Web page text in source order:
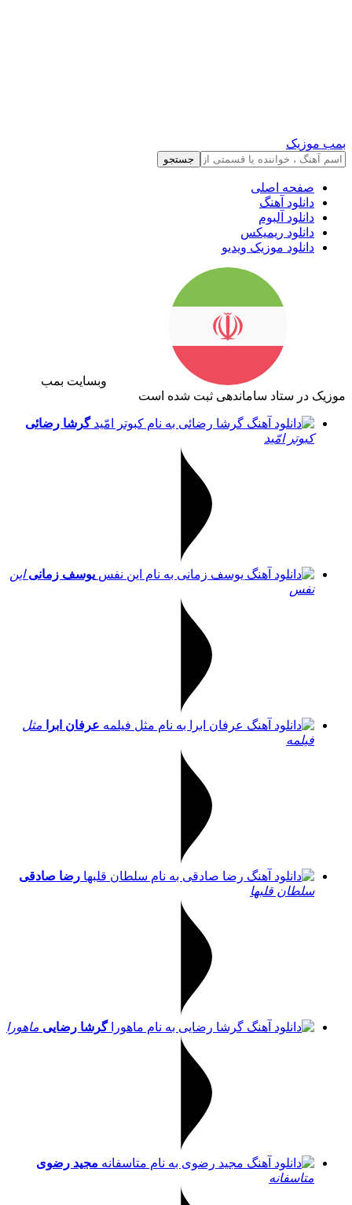
بمب موزیک
جستجو
صفحه اصلی
دانلود آهنگ
دانلود آلبوم
دانلود ریمیکس
دانلود موزیک ویدیو
وبسایت بمب
موزیک در ستاد ساماندهی ثبت شده است
گرشا رضائی
کبوتر امّید
یوسف زمانی این
نفس
عرفان ابرا
مثل
فیلمه
رضا صادقی
سلطان قلبها
گرشا رضایی ماهورا
مجید رضوی
متاسفانه